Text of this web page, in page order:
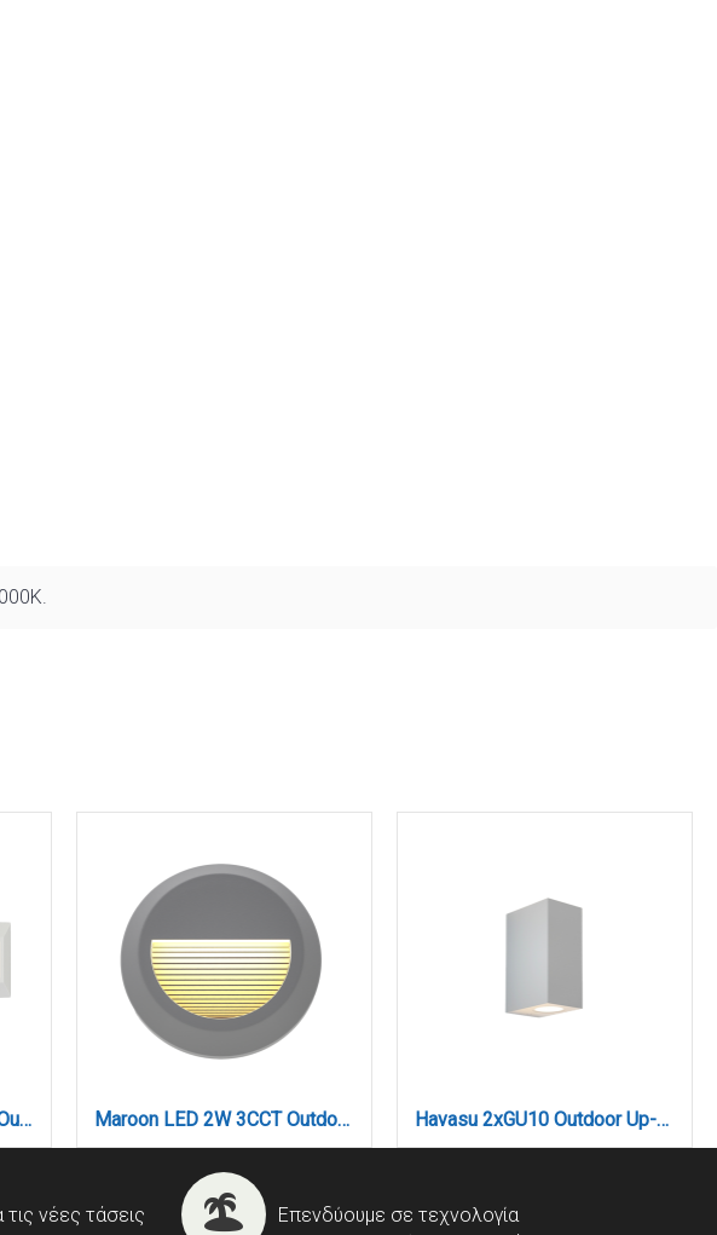
Willoughby LED 4W 3CCT Outdoor Wall Lamp White D:22cmx8cm (80201320) Maroon LED 2W 3CCT Outdoor Wall Lamp Grey D:15cmx2.7cm (80201630) Havasu 2xGU10 Outdoor Up-Down Wall Lamp Grey D:14.7cmx9cm (80200334)
νέες τάσεις
Επενδύουμε σε τεχνολογία